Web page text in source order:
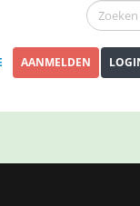
AANMELDEN